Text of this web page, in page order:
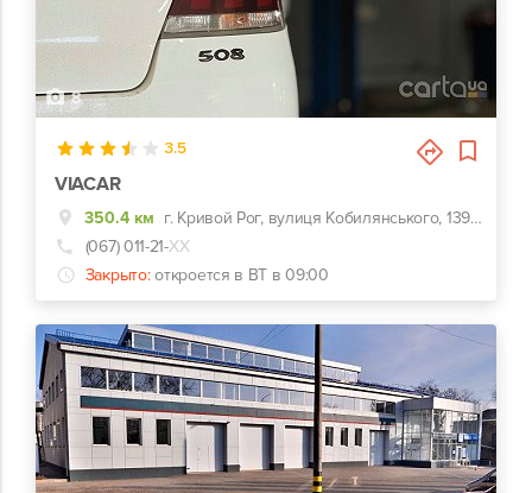
8
3.5
VIACAR
350.4 км
г. Кривой Рог, вулиця Кобилянського, 139К, 139К
(067) 011-21-ХХ
Закрыто: откроется в ВТ в 09:00